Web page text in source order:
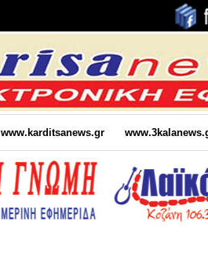
www.karditsanews.gr